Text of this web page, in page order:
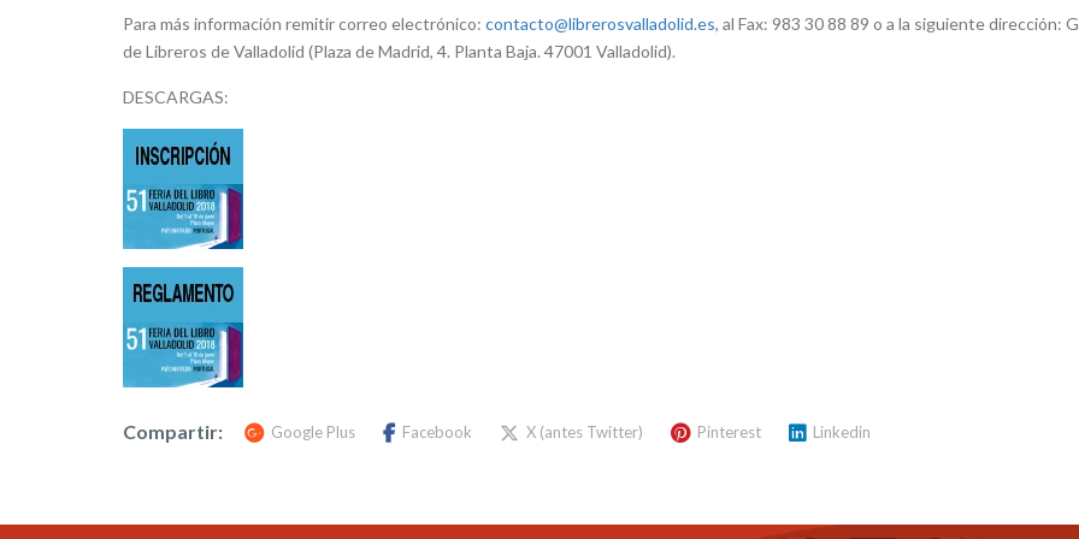
Para más información remitir correo electrónico: contacto@librerosvalladolid.es, al Fax: 983 30 88 89 o a la siguiente dirección:
de Libreros de Valladolid (Plaza de Madrid, 4. Planta Baja. 47001 Valladolid).
DESCARGAS:
Compartir: Google Plus Facebook X (antes Twitter) Pinterest Linkedin